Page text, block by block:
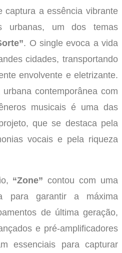
captura a essência vibrante
urbanas, um dos temas
. O single evoca a vida
cidades, transportando
envolvente e eletrizante.
contemporânea com
musicais é uma das
que se destaca pela
vocais e pela riqueza
“Zone” contou com uma
para garantir a máxima
de última geração,
e pré-amplificadores
essenciais para capturar